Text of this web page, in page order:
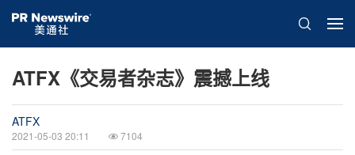
ATFX《交易者杂志》震撼上线
ATFX
2021-05-03 20:11 7104